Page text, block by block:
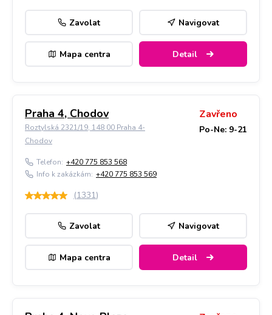
Zavolat Navigovat
Mapa centra Detail
Praha 4, Chodov
Roztylská 2321/19, 148 00 Praha 4-
Chodov
Zavřeno
Po-Ne: 9-21
Telefon: +420 775 853 568
Info k zakázkám: +420 775 853 569
(1331)
Zavolat Navigovat
Mapa centra Detail